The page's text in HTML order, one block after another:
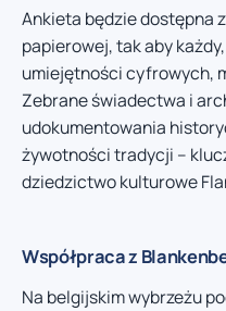
Ankieta będzie dostępna
papierowej, tak aby
umiejętności cyfrowych,
Zebrane świadectwa i
udokumentowania
żywotności tradycji –
dziedzictwo kulturowe
Współpraca z
Na belgijskim wybrzeżu